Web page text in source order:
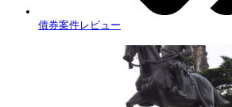
債券案件レビュー